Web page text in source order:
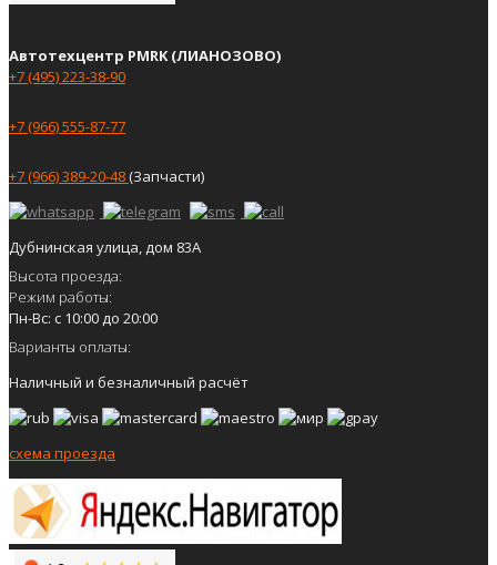
Автотехцентр PMRK (ЛИАНОЗОВО)
+7 (495) 223-38-90
+7 (966) 555-87-77
+7 (966) 389-20-48(Запчасти)
Дубнинская улица, дом 83А
Высота проезда:
Режим работы:
Пн-Вс: с 10:00 до 20:00
Варианты оплаты:
Наличный и безналичный расчёт
схема проезда